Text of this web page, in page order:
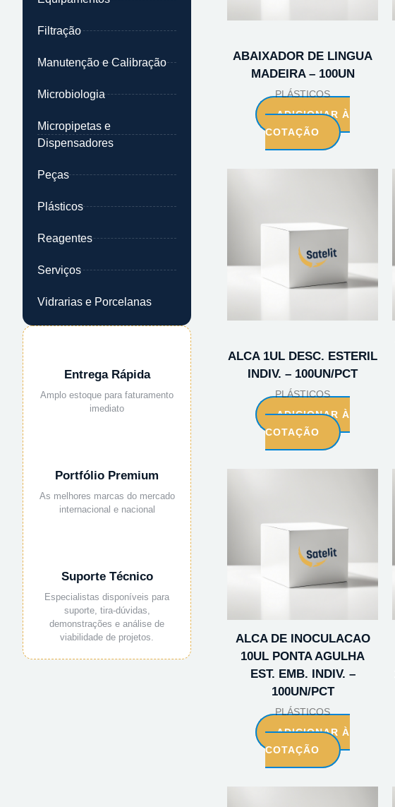
Filtração
Manutenção e Calibração
Microbiologia
Micropipetas e
Dispensadores
Peças
Plásticos
Reagentes
Serviços
Vidrarias e Porcelanas
Entrega Rápida
Amplo estoque para faturamento
imediato
Portfólio Premium
As melhores marcas do mercado
internacional e nacional
Suporte Técnico
Especialistas disponíveis para
suporte, tira-dúvidas,
demonstrações e análise de
viabilidade de projetos.
ABAIXADOR DE LINGUA
MADEIRA – 100UN
PLÁSTICOS
ADICIONAR À
COTAÇÃO
ALCA 1UL DESC. ESTERIL
INDIV. – 100UN/PCT
PLÁSTICOS
ADICIONAR À
COTAÇÃO
ALCA DE INOCULACAO
10UL PONTA AGULHA
EST. EMB. INDIV. –
100UN/PCT
PLÁSTICOS
ADICIONAR À
COTAÇÃO